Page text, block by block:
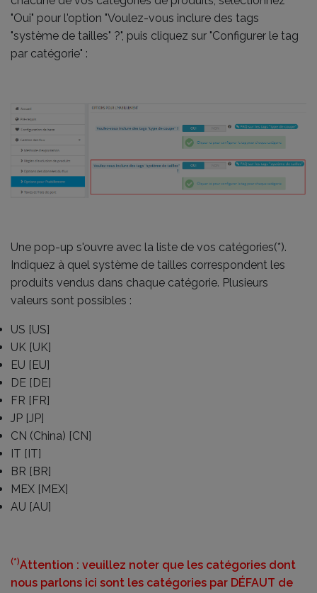
"Oui" pour l'option "Voulez-vous inclure des tags
"système de tailles" ?", puis cliquez sur "Configurer le tag
par catégorie" :
Une pop-up s'ouvre avec la liste de vos catégories(*).
Indiquez à quel système de tailles correspondent les
produits vendus dans chaque catégorie. Plusieurs
valeurs sont possibles :
US [US]
UK [UK]
EU [EU]
DE [DE]
FR [FR]
JP [JP]
CN (China) [CN]
IT [IT]
BR [BR]
MEX [MEX]
AU [AU]
(*)Attention : veuillez noter que les catégories dont
nous parlons ici sont les catégories par DÉFAUT de